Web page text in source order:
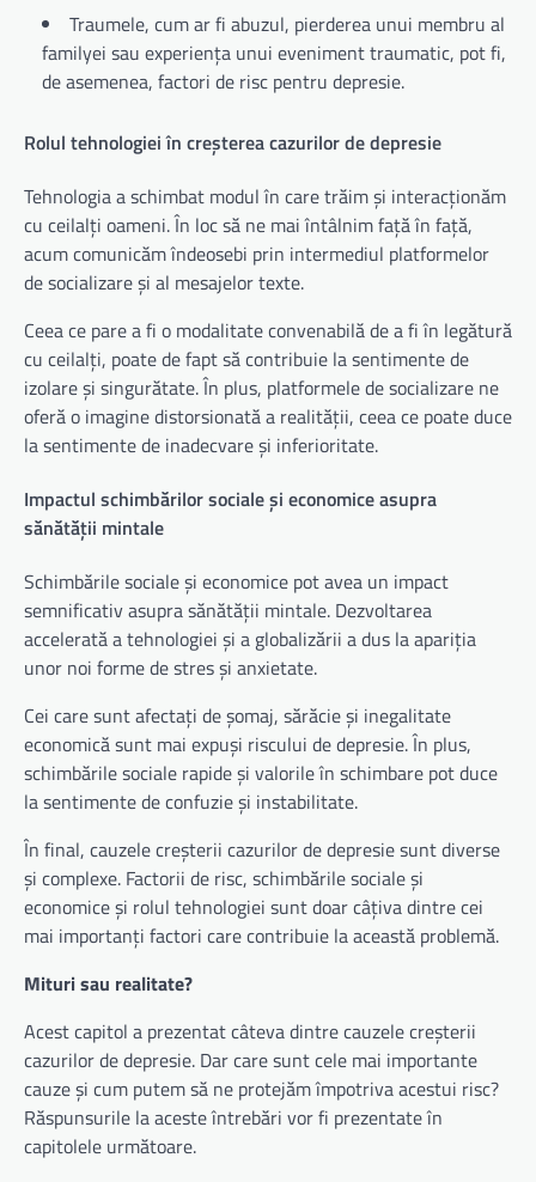
Traumele, cum ar fi abuzul, pierderea unui membru al
familyei sau experiența unui eveniment traumatic, pot fi,
de asemenea, factori de risc pentru depresie.
Rolul tehnologiei în creșterea cazurilor de depresie
Tehnologia a schimbat modul în care trăim și interacționăm
cu ceilalți oameni. În loc să ne mai întâlnim față în față,
acum comunicăm îndeosebi prin intermediul platformelor
de socializare și al mesajelor texte.
Ceea ce pare a fi o modalitate convenabilă de a fi în legătură
cu ceilalți, poate de fapt să contribuie la sentimente de
izolare și singurătate. În plus, platformele de socializare ne
oferă o imagine distorsionată a realității, ceea ce poate duce
la sentimente de inadecvare și inferioritate.
Impactul schimbărilor sociale și economice asupra
sănătății mintale
Schimbările sociale și economice pot avea un impact
semnificativ asupra sănătății mintale. Dezvoltarea
accelerată a tehnologiei și a globalizării a dus la apariția
unor noi forme de stres și anxietate.
Cei care sunt afectați de șomaj, sărăcie și inegalitate
economică sunt mai expuși riscului de depresie. În plus,
schimbările sociale rapide și valorile în schimbare pot duce
la sentimente de confuzie și instabilitate.
În final, cauzele creșterii cazurilor de depresie sunt diverse
și complexe. Factorii de risc, schimbările sociale și
economice și rolul tehnologiei sunt doar câțiva dintre cei
mai importanți factori care contribuie la această problemă.
Mituri sau realitate?
Acest capitol a prezentat câteva dintre cauzele creșterii
cazurilor de depresie. Dar care sunt cele mai importante
cauze și cum putem să ne protejăm împotriva acestui risc?
Răspunsurile la aceste întrebări vor fi prezentate în
capitolele următoare.